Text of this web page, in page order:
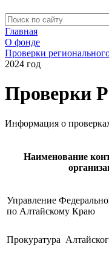
Главная
О фонде
Проверки
2024 год
Проверки
Информация о
Наименование
Управление
по Алтайскому Краю
Прокуратура